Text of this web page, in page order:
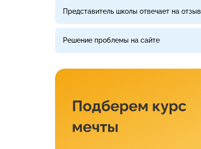
Представитель школы отвечает на отзыв
Решение проблемы на сайте